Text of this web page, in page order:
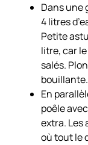
Dans une
4 litres
Petite
litre, car
salés.
bouillante.
En
poêle
extra. Les
où tout le